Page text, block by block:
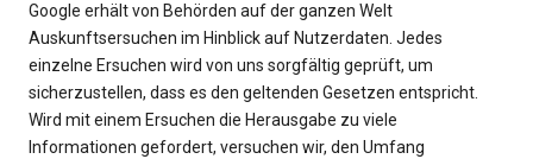
Google erhält von Behörden auf der ganzen Welt
Auskunftsersuchen im Hinblick auf Nutzerdaten. Jedes
einzelne Ersuchen wird von uns sorgfältig geprüft, um
sicherzustellen, dass es den geltenden Gesetzen entspricht.
Wird mit einem Ersuchen die Herausgabe zu viele
Informationen gefordert, versuchen wir, den Umfang